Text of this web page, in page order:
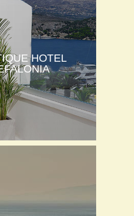
HOTEL